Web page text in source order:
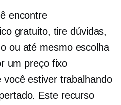
encontre
gratuito, tire dúvidas,
ou até mesmo escolha
um preço fixo
estiver trabalhando
Este recurso